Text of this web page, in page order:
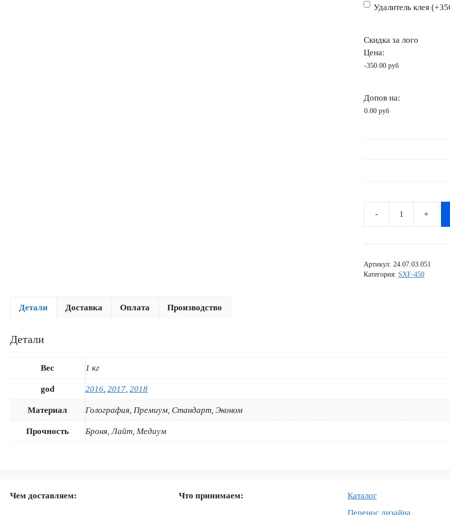
Удалитель клея
Скидка за лого
Цена:
Допов на:
Количество
Комплект
на
DHL-
Артикул: 24.07.03.051
Категория: SXF-450
Детали Доставка Оплата Производство
Детали
Вес 1 кг
god 2016, 2017, 2018
Материал Голография, Премиум, Стандарт, Эконом
Прочность Броня, Лайт, Медиум
Чем доставляем: Что принимаем:
Каталог
Перенос дизайна